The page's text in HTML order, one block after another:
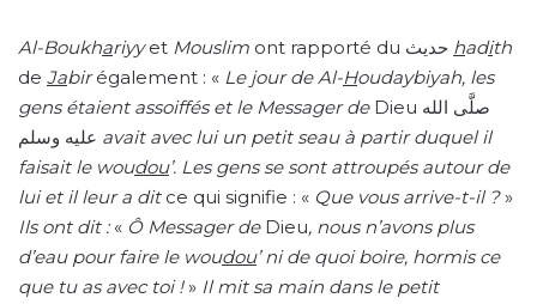
Al-Boukhariyyet Mouslim ont rapporté du حديث hadith
de Jabirégalement : « Le jour de Al-Houdaybiyah, les
gens étaient assoiffés et le Messager de Dieu صلَّى الله
عليه وسلم avait avec lui un petit seau à partir duquel il
faisait le woudou’. Les gens se sont attroupés autour de
lui et il leur a dit ce qui signifie : « Que vous arrive-t-il ?»
Ils ont dit : « Ô Messager de Dieu, nous n’avons plus
d’eau pour faire le woudou’ ni de quoi boire, hormis ce
que tu as avec toi ! » Il mit sa main dans le petit